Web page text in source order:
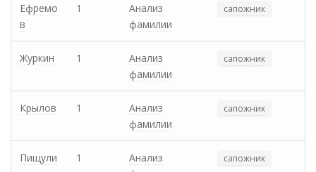
Ефремо
в
1
Анализ
фамилии
сапожник
Журкин 1
Анализ
фамилии
сапожник
Крылов 1
Анализ
фамилии
сапожник
Пищули
1
Анализ
сапожник